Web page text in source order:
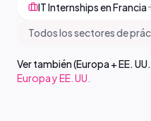
IT Internships en Francia
Todos los sectores de
Ver también (Europa + EE.
Europa y EE. UU.